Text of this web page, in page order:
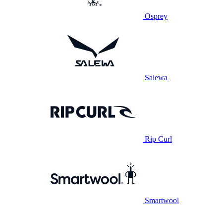
Osprey
Salewa
Rip Curl
Smartwool